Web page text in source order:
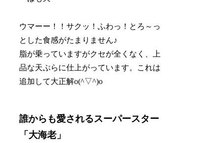
ウマーー！！サクッ！ふわっ！とろ～っ
とした食感がたまりません♪
脂が乗っていますがクセが全くなく、上
品な天ぷらに仕上がっています。これは
追加して大正解o(^▽^)o
誰からも愛されるスーパースター
「大海老」